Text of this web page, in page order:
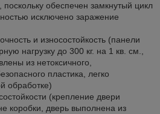
поскольку обеспечен замкнутый цикл
исключено заражение
и износостойкость (панели
нагрузку до 300 кг. на 1 кв. см.,
из нетоксичного,
пластика, легко
обработке)
(крепление двери
коробки, дверь выполнена из